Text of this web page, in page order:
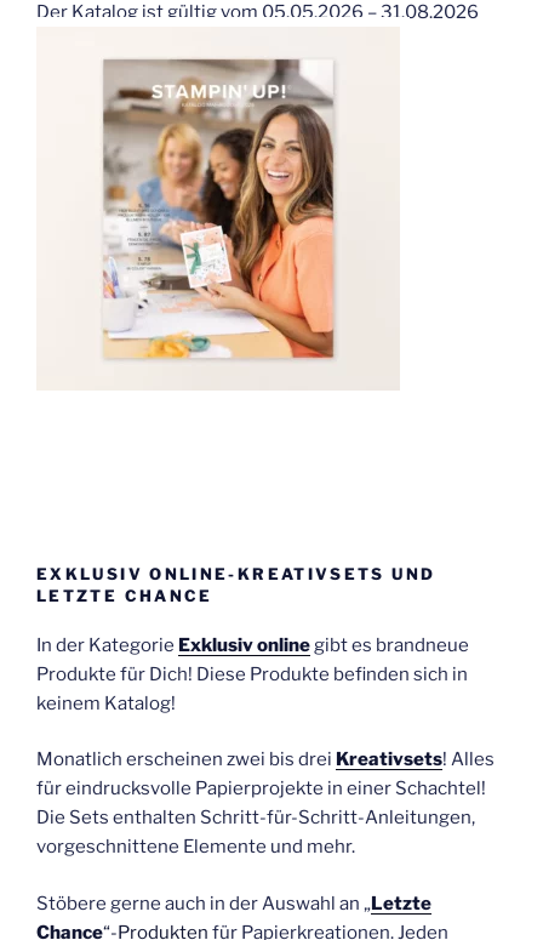
Der Katalog ist gültig vom 05.05.2026 – 31.08.2026
EXKLUSIV ONLINE-KREATIVSETS UND
LETZTE CHANCE
In der Kategorie Exklusiv online gibt es brandneue
Produkte für Dich! Diese Produkte befinden sich in
keinem Katalog!
Monatlich erscheinen zwei bis drei Kreativsets! Alles
für eindrucksvolle Papierprojekte in einer Schachtel!
Die Sets enthalten Schritt-für-Schritt-Anleitungen,
vorgeschnittene Elemente und mehr.
Stöbere gerne auch in der Auswahl an „Letzte
Chance“-Produkten für Papierkreationen. Jeden